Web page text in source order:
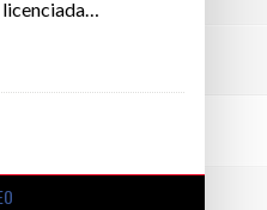
licenciada…